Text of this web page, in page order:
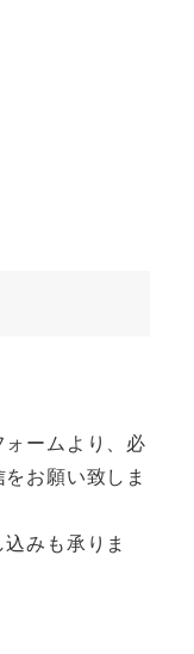
ォームより、必
お願い致しま
みも承りま